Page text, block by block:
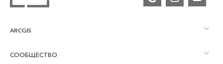
ARCGIS
Обзор ArcGIS
СООБЩЕСТВО